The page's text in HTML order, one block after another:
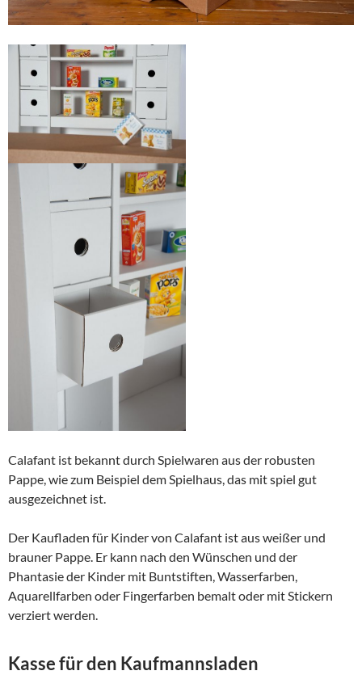
Calafant ist bekannt durch Spielwaren aus der robusten
Pappe, wie zum Beispiel dem Spielhaus, das mit spiel gut
ausgezeichnet ist.
Der Kaufladen für Kinder von Calafant ist aus weißer und
brauner Pappe. Er kann nach den Wünschen und der
Phantasie der Kinder mit Buntstiften, Wasserfarben,
Aquarellfarben oder Fingerfarben bemalt oder mit Stickern
verziert werden.
Kasse für den Kaufmannsladen